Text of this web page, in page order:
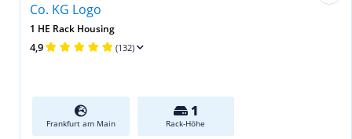
1 HE Rack Housing
4,9 (132)
Frankfurt am Main
1
Rack-Höhe